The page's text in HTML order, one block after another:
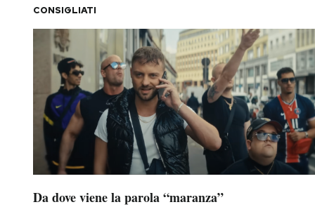
CONSIGLIATI
Da dove viene la parola “maranza”